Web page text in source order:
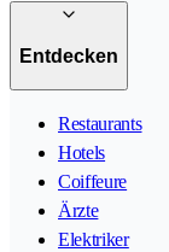
Entdecken
Restaurants
Hotels
Coiffeure
Ärzte
Elektriker